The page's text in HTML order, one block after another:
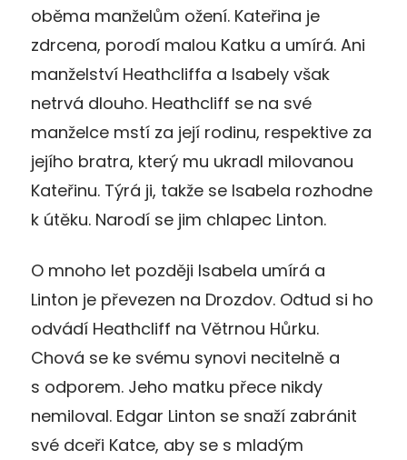
oběma manželům ožení. Kateřina je
zdrcena, porodí malou Katku a umírá. Ani
manželství Heathcliffa a Isabely však
netrvá dlouho. Heathcliff se na své
manželce mstí za její rodinu, respektive za
jejího bratra, který mu ukradl milovanou
Kateřinu. Týrá ji, takže se Isabela rozhodne
k útěku. Narodí se jim chlapec Linton.
O mnoho let později Isabela umírá a
Linton je převezen na Drozdov. Odtud si ho
odvádí Heathcliff na Větrnou Hůrku.
Chová se ke svému synovi necitelně a
s odporem. Jeho matku přece nikdy
nemiloval. Edgar Linton se snaží zabránit
své dceři Katce, aby se s mladým